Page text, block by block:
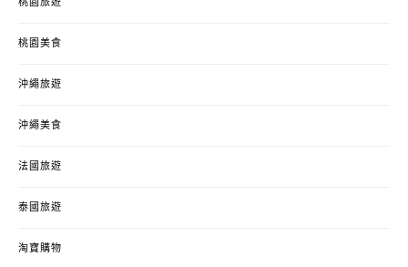
桃園美食
沖繩旅遊
沖繩美食
法國旅遊
泰國旅遊
淘寶購物